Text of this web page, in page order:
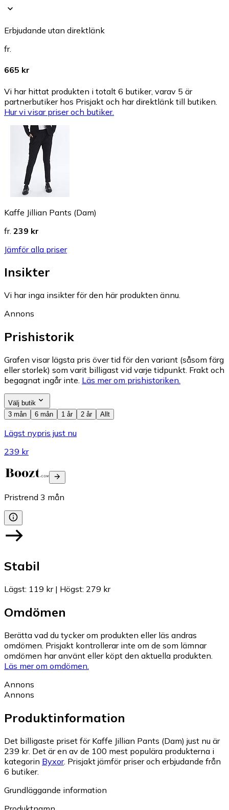
Erbjudande utan direktlänk
fr.
665 kr
Vi har hittat produkten i totalt 6 butiker, varav 5 är
partnerbutiker hos Prisjakt och har direktlänk till butiken.
Hur vi visar priser och butiker.
Kaffe Jillian Pants (Dam)
fr. 239 kr
Jämför alla priser
Insikter
Vi har inga insikter för den här produkten ännu.
Annons
Prishistorik
Grafen visar lägsta pris över tid för den variant (såsom färg
eller storlek) som varit billigast vid varje tidpunkt. Frakt och
begagnat ingår inte. Läs mer om prishistoriken.
Välj butik
3 mån
6 mån 1 år 2 år Allt
Lägst nypris just nu
239 kr
Pristrend 3 mån
Stabil
Lägst: 119 kr| Högst: 279 kr
Omdömen
Berätta vad du tycker om produkten eller läs andras
omdömen. Prisjakt kontrollerar inte om de som lämnar
omdömen har använt eller köpt den aktuella produkten.
Läs mer om omdömen.
Annons
Annons
Produktinformation
Det billigaste priset för Kaffe Jillian Pants (Dam) just nu är
239 kr. Det är en av de 100 mest populära produkterna i
kategorin Byxor. Prisjakt jämför priser och erbjudande från
6 butiker.
Grundläggande information